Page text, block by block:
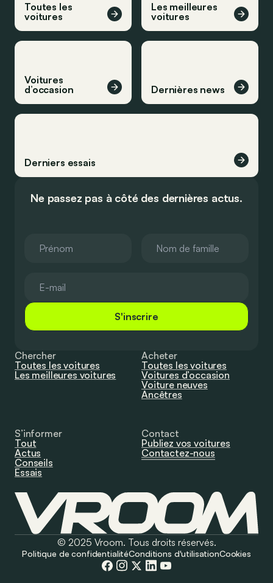
Toutes les
voitures
Les meilleures
voitures
Voitures
d’occasion
Dernières news
Derniers essais
Ne passez pas à côté des dernières actus.
S'inscrire
Chercher
Toutes les voitures
Les meilleures voitures
Acheter
Toutes les voitures
Voitures d’occasion
Voiture neuves
Ancêtres
S’informer
Tout
Actus
Conseils
Essais
Contact
Publiez vos voitures
Contactez-nous
© 2025 Vroom. Tous droits réservés.
Politique de confidentialitéConditions d'utilisationCookies